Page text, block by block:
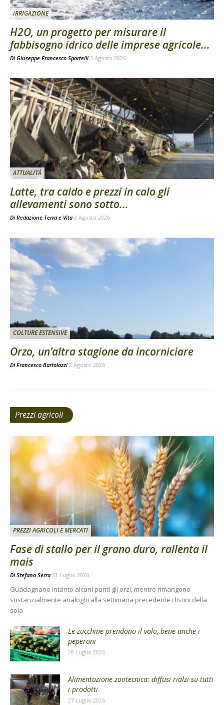
IRRIGAZIONE
H2O, un progetto per misurare il
fabbisogno idrico delle imprese agricole...
Di Giuseppe Francesco Sportelli 3 Agosto 2026
ATTUALITÀ
Latte, tra caldo e prezzi in calo gli
allevamenti sono sotto...
Di Redazione Terra e Vita 3 Agosto 2026
COLTURE ESTENSIVE
Orzo, un’altra stagione da incorniciare
Di Francesco Bartolozzi 2 Agosto 2026
Prezzi agricoli
PREZZI AGRICOLI E MERCATI
Fase di stallo per il grano duro, rallenta il
mais
Di Stefano Serra 31 Luglio 2026
Guadagnano intanto alcuni punti gli orzi, mentre rimangono
sostanzialmente analoghi alla settimana precedente i listini della
soia
Le zucchine prendono il volo, bene anche i
peperoni
28 Luglio 2026
Alimentazione zootecnica: diffusi rialzi su tutti
i prodotti
27 Luglio 2026